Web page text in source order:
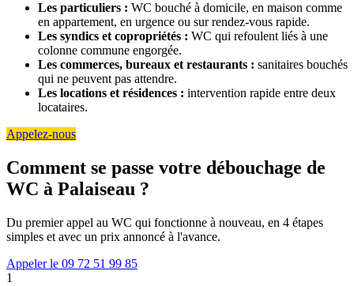
Les particuliers : WC bouché à domicile, en maison comme
en appartement, en urgence ou sur rendez-vous rapide.
Les syndics et copropriétés : WC qui refoulent liés à une
colonne commune engorgée.
Les commerces, bureaux et restaurants : sanitaires bouchés
qui ne peuvent pas attendre.
Les locations et résidences : intervention rapide entre deux
locataires.
Appelez-nous
Comment se passe votre débouchage de
WC à Palaiseau ?
Du premier appel au WC qui fonctionne à nouveau, en 4 étapes
simples et avec un prix annoncé à l'avance.
Appeler le 09 72 51 99 85
1